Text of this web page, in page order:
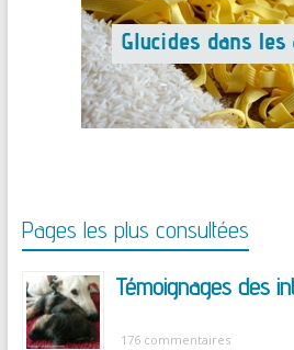
Pages les plus consultées
Témoignages des
176 commentaires